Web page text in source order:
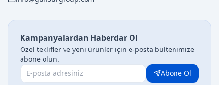
Kampanyalardan Haberdar Ol
Özel teklifler ve yeni ürünler için e-posta bültenimize
abone olun.
Abone Ol